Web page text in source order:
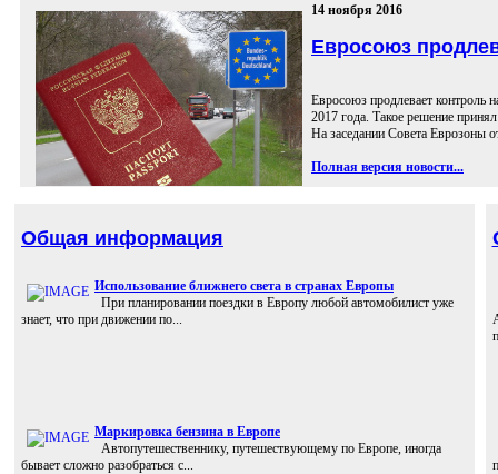
14 ноября 2016
Евросоюз
Евросоюз продлевает контроль
2017 года. Такое решение
На заседании Совета Еврозоны
Полная версия новости...
Общая информация
Использование ближнего света в странах Европы
При планировании поездки в Европу любой автомобилист уже
знает, что при движении по...
Маркировка бензина в Европе
Автопутешественнику, путешествующему по Европе, иногда
бывает сложно разобраться с...